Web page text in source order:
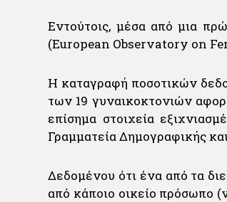
Εντούτοις, μέσα από μια
(European Observatory on
Η καταγραφή ποσοτικών
των 19 γυναικοκτονιών
επίσημα στοιχεία
Γραμματεία Δημογραφικής
Δεδομένου ότι ένα από τα
από κάποιο οικείο πρόσωπο